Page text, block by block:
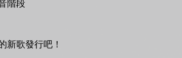
階段
新歌發行吧！